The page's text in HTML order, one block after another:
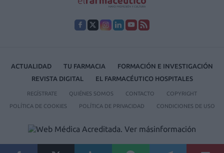
ACTUALIDAD TU FARMACIA
FORMACIÓN E INVESTIGACIÓN
REVISTA DIGITAL
EL FARMACÉUTICO HOSPITALES
REGÍSTRATE QUIÉNES SOMOS CONTACTO COPYRIGHT
POLÍTICA DE COOKIES POLÍTICA DE PRIVACIDAD CONDICIONES DE USO